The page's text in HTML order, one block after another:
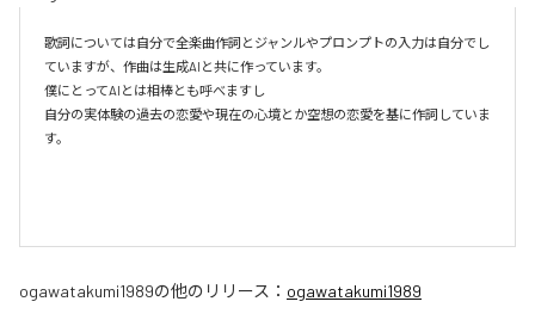
歌詞については自分で全楽曲作詞とジャンルやプロンプトの入力は自分でし
ていますが、作曲は生成AIと共に作っています。
僕にとってAIとは相棒とも呼べますし
自分の実体験の過去の恋愛や現在の心境とか空想の恋愛を基に作詞していま
す。
ogawatakumi1989の他のリリース： ogawatakumi1989